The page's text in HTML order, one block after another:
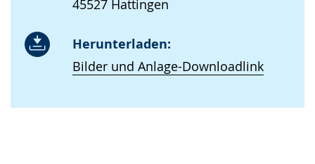
45527 Hattingen
Herunterladen:
Bilder und Anlage-Downloadlink